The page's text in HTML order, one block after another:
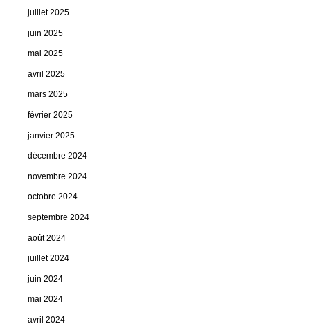
juillet 2025
juin 2025
mai 2025
avril 2025
mars 2025
février 2025
janvier 2025
décembre 2024
novembre 2024
octobre 2024
septembre 2024
août 2024
juillet 2024
juin 2024
mai 2024
avril 2024